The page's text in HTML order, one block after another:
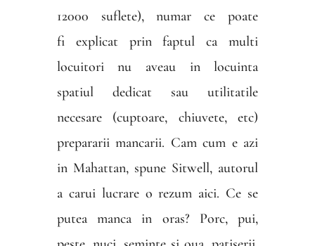
12000 suflete), numar ce poate
fi explicat prin faptul ca multi
locuitori nu aveau in locuinta
spatiul dedicat sau utilitatile
necesare (cuptoare, chiuvete, etc)
prepararii mancarii. Cam cum e azi
in Mahattan, spune Sitwell, autorul
a carui lucrare o rezum aici. Ce se
putea manca in oras? Porc, pui,